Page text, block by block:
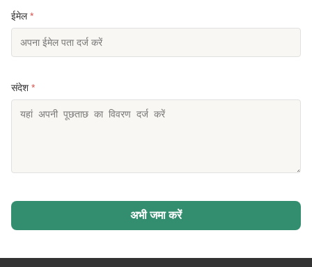
ईमेल*
संदेश *
अभी जमा करें